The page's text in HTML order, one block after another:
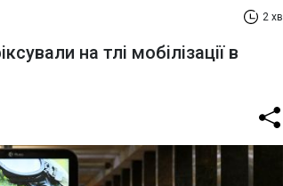
2 хв
на тлі мобілізації в